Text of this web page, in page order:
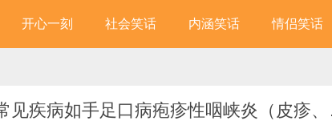
开心一刻 社会笑话 内涵笑话 情侣笑话
叶盛医